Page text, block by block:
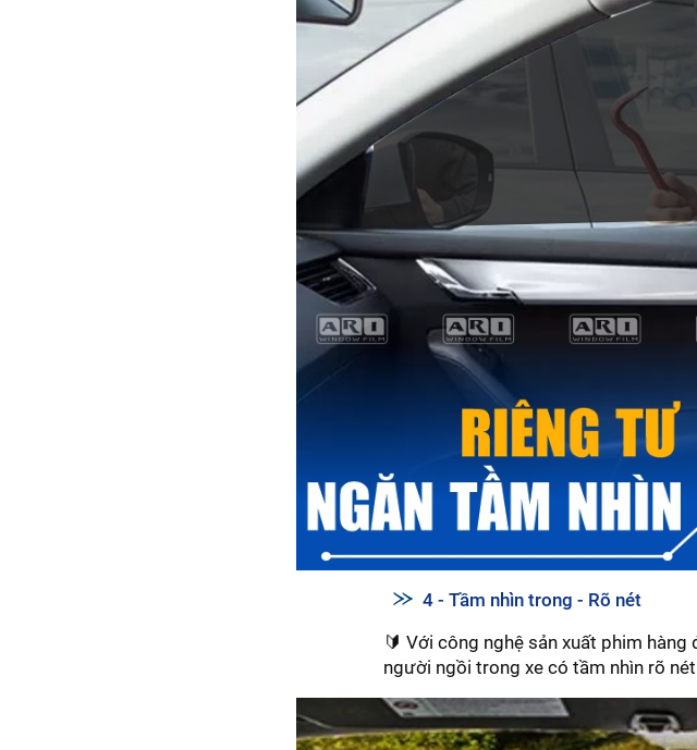
4 - Tầm nhìn trong - Rõ nét
🔰 Với công nghệ sản xuất phim hàng
người ngồi trong xe có tầm nhìn rõ